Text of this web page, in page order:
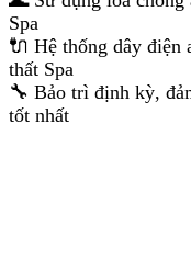
Spa
🔌 Hệ thống dây điện
thất Spa
🔧 Bảo trì định kỳ,
tốt nhất